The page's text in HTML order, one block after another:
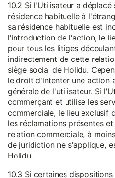
10.2 Si l'Utilisateur a déplacé
résidence habituelle à
sa résidence habituelle est
l'introduction de l'action, le
pour tous les litiges
indirectement de cette
siège social de Holidu.
le droit d'intenter une action
générale de l'utilisateur. Si
commerçant et utilise les
commerciale, le lieu exclusif
les réclamations présentes
relation commerciale, à
de juridiction ne s'applique,
Holidu.
10.3 Si certaines